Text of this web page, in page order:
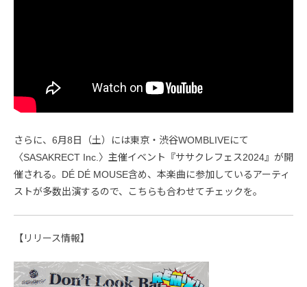
さらに、6月8日（土）には東京・渋谷WOMBLIVEにて
〈SASAKRECT Inc.〉主催イベント『ササクレフェス2024』が開
催される。DÉ DÉ MOUSE含め、本楽曲に参加しているアーティ
ストが多数出演するので、こちらも合わせてチェックを。
【リリース情報】